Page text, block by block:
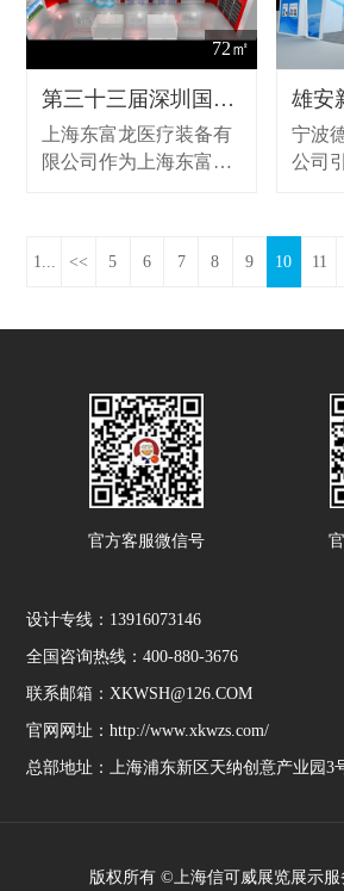
览公司致力为客户提供
前期策划、设计创意、
现场搭建和维护、全国
巡展等，致力于全球各
个国家各个城市的一站
式会展设计搭建服务。
接生
机检
等。
72㎡
第三十三届深圳国际医疗器械展览会
上海东富龙医疗装备有
限公司作为上海东富龙
究和开发。在消毒领
心、院校等多个渠道，
为医院消毒提供环境消
毒整体解决方案；在细
胞治疗领域，为免疫细
胞（如CAR-T/TCR-T细
带、胎盘、脂肪、骨髓
纤维细胞等）等制备生
产提供整体解决方案；
在生物样本库领域，研
液氮存储管理系统，并
提供细胞、组织样本库
国的售后服务能力，上
宁波
公司
司
机。
皱、
题，
流、
点，
前处
持续
1... << 5 6 7 8 9 10 11
官方客服微信号
设计专线：13916073146
全国咨询热线：400-880-3676
联系邮箱：XKWSH@126.COM
官网网址：http://www.xkwzs.com/
总部地址：上海浦东新区天纳创意产业园3
版权所有 ©上海信可威展览展示服